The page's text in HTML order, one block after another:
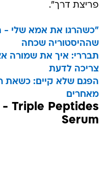
פריצת דרך".
"כשהרגו את אמא שלי -
שההיסטוריה שכחה
תבררי: איך את שמורה
צריכה לדעת
הפגם שלא קיים: כשאת
מאחרים
Triple Peptides
Serum